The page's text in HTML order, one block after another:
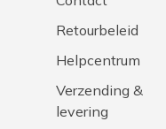
Retourbeleid
Helpcentrum
Verzending &
levering